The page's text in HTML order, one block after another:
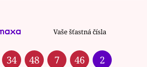
Vaše šťastná čísla
34 48 7 46 2